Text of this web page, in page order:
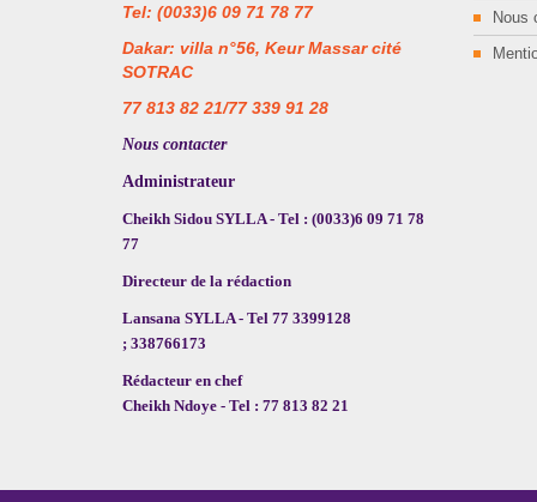
Tel: (0033)6 09 71 78 77
Dakar: villa n°56, Keur Massar cité
SOTRAC
77 813 82 21/77 339 91 28
Nous contacter
Administrateur
Cheikh Sidou SYLLA - Tel : (0033)6 09 71 78
77
Directeur de la rédaction
Lansana SYLLA - Tel 77 3399128
; 338766173
Rédacteur en chef
Cheikh Ndoye - Tel : 77 813 82 21
Nous